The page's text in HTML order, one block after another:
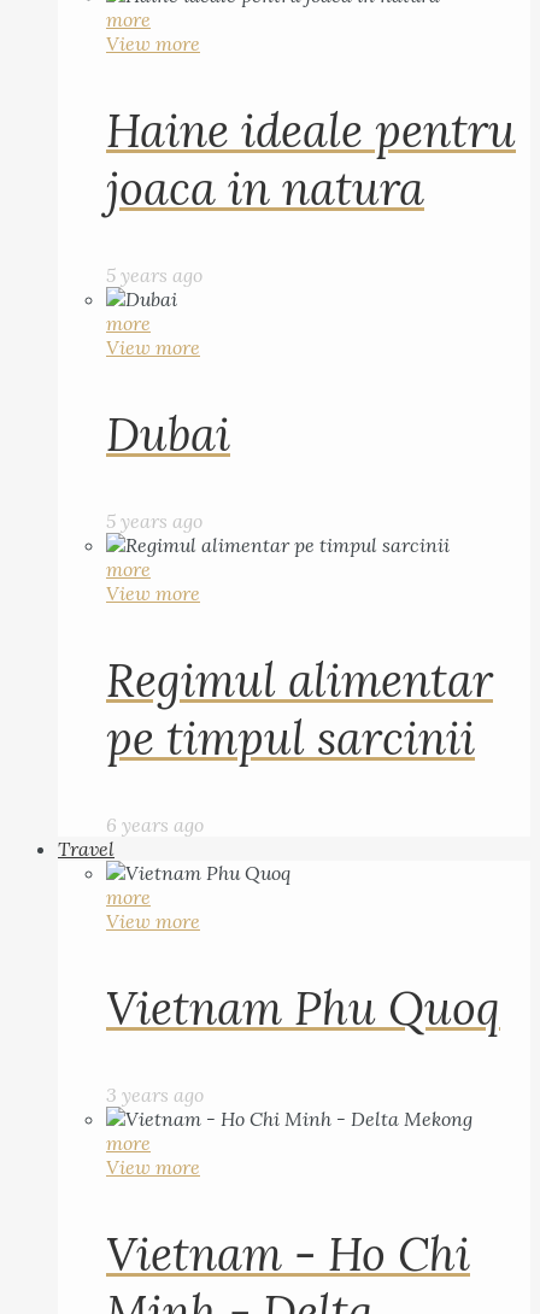
more
View more
Haine ideale pentru
joaca in natura
5 years ago
more
View more
Dubai
5 years ago
more
View more
Regimul alimentar
pe timpul sarcinii
6 years ago
Travel
more
View more
Vietnam Phu Quoq
3 years ago
more
View more
Vietnam - Ho Chi